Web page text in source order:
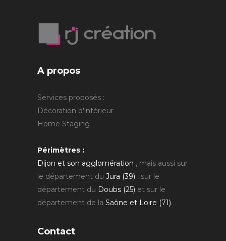
A propos
Services proposés :
Décoration d'intérieur
Home Staging
Périmètres :
Dijon et son agglomération , mais aussi sur
le département du Jura (39) , sur le
département du Doubs (25) et sur le
département de la Saône et Loire (71).
Contact